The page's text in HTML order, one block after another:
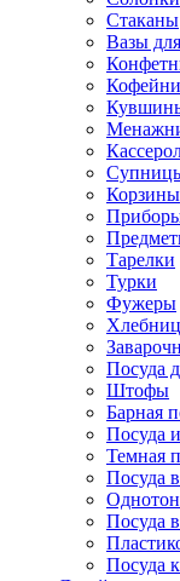
Стаканы
Вазы
Корзины
Приборы
Тарелки
Турки
Фужеры
Посуда
Штофы
Барная
Посуда
Темная
Посуда
Посуда
Посуда